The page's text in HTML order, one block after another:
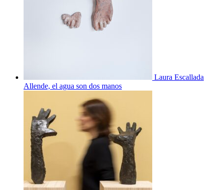
Laura Escallada
Allende, el agua son dos manos